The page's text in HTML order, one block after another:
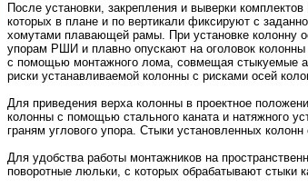
После установки, закрепления и выверки
которых в плане и по вертикали фиксируют с
хомутами плавающей рамы. При установке колонну
упорам РШИ и плавно опускают на оголовок
с помощью монтажного лома, совмещая стыкуемые
риски устанавливаемой колонны с рисками осей
Для приведения верха колонны в проектное
колонны с помощью стального каната и натяжного
граням углового упора. Стыки установленных колонн
Для удобства работы монтажников на
поворотные люльки, с которых обрабатывают стыки